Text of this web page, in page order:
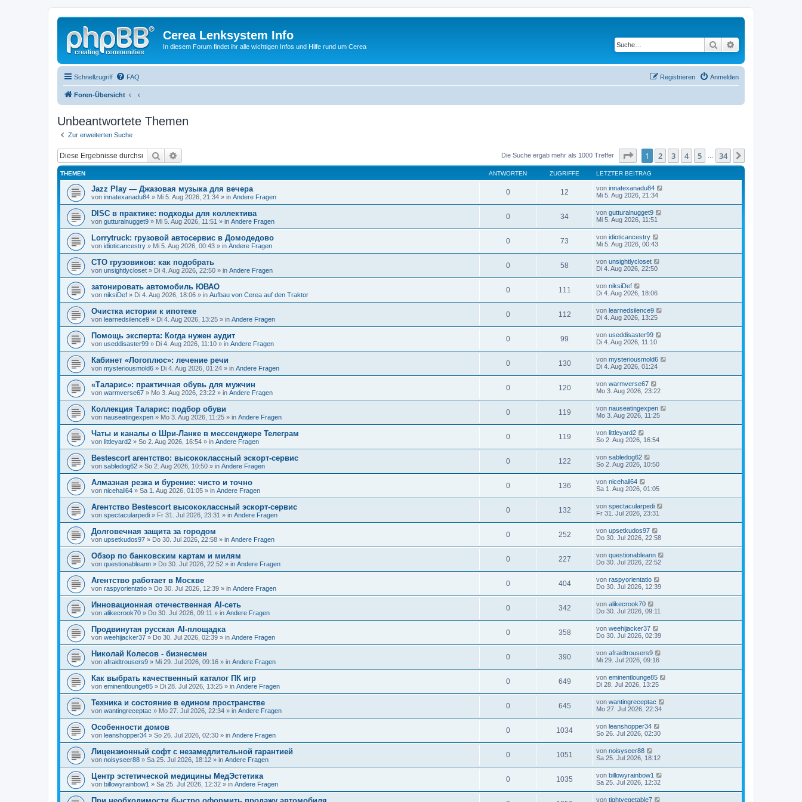
Cerea Lenksystem Info
In diesem Forum findet ihr alle wichtigen Infos und Hilfe rund um Cerea Suche
Schnellzugriff FAQ Anmelden
Registrieren
Foren-Übersicht
Unbeantwortete Themen
Zur erweiterten Suche
Suche Die Suche ergab mehr als 1000 Treffer Seite von34
1 2 3 4 5 34
THEMEN ANTWORTEN ZUGRIFFE LETZTER BEITRAG
Jazz Play — Джазовая музыка для вечера
von innatexanadu84 » Mi 5. Aug 2026, 21:34 » in Andere Fragen
0 12 von innatexanadu84
Mi 5. Aug 2026, 21:34
DISC в практике: подходы для коллектива
von gutturalnugget9 » Mi 5. Aug 2026, 11:51 » in Andere Fragen
0 34 von gutturalnugget9
Mi 5. Aug 2026, 11:51
Lorrytruck: грузовой автосервис в Домодедово
von idioticancestry » Mi 5. Aug 2026, 00:43 » in Andere Fragen
0 73 von idioticancestry
Mi 5. Aug 2026, 00:43
СТО грузовиков: как подобрать
von unsightlycloset » Di 4. Aug 2026, 22:50 » in Andere Fragen
0 58 von unsightlycloset
Di 4. Aug 2026, 22:50
затонировать автомобиль ЮВАО
von niksiDef » Di 4. Aug 2026, 18:06 » in Aufbau von Cerea auf den Traktor
0 111 von niksiDef
Di 4. Aug 2026, 18:06
Очистка истории к ипотеке
von learnedsilence9 » Di 4. Aug 2026, 13:25 » in Andere Fragen
0 112 von learnedsilence9
Di 4. Aug 2026, 13:25
Помощь эксперта: Когда нужен аудит
von useddisaster99 » Di 4. Aug 2026, 11:10 » in Andere Fragen
0 99 von useddisaster99
Di 4. Aug 2026, 11:10
Кабинет «Логоплюс»: лечение речи
von mysteriousmold6 » Di 4. Aug 2026, 01:24 » in Andere Fragen
0 130 von mysteriousmold6
Di 4. Aug 2026, 01:24
«Таларис»: практичная обувь для мужчин
von warmverse67 » Mo 3. Aug 2026, 23:22 » in Andere Fragen
0 120 von warmverse67
Mo 3. Aug 2026, 23:22
Коллекция Таларис: подбор обуви
von nauseatingexpen » Mo 3. Aug 2026, 11:25 » in Andere Fragen
0 119 von nauseatingexpen
Mo 3. Aug 2026, 11:25
Чаты и каналы о Шри-Ланке в мессенджере Телеграм
von littleyard2 » So 2. Aug 2026, 16:54 » in Andere Fragen
0 119 von littleyard2
So 2. Aug 2026, 16:54
Bestescort агентство: высококлассный эскорт-сервис
von sabledog62 » So 2. Aug 2026, 10:50 » in Andere Fragen
0 122 von sabledog62
So 2. Aug 2026, 10:50
Алмазная резка и бурение: чисто и точно
von nicehail64 » Sa 1. Aug 2026, 01:05 » in Andere Fragen
0 136 von nicehail64
Sa 1. Aug 2026, 01:05
Агентство Bestescort высококлассный эскорт-сервис
von spectacularpedi » Fr 31. Jul 2026, 23:31 » in Andere Fragen
0 132 von spectacularpedi
Fr 31. Jul 2026, 23:31
Долговечная защита за городом
von upsetkudos97 » Do 30. Jul 2026, 22:58 » in Andere Fragen
0 252 von upsetkudos97
Do 30. Jul 2026, 22:58
Обзор по банковским картам и милям
von questionableann » Do 30. Jul 2026, 22:52 » in Andere Fragen
0 227 von questionableann
Do 30. Jul 2026, 22:52
Агентство работает в Москве
von raspyorientatio » Do 30. Jul 2026, 12:39 » in Andere Fragen
0 404 von raspyorientatio
Do 30. Jul 2026, 12:39
Инновационная отечественная AI-сеть
von alikecrook70 » Do 30. Jul 2026, 09:11 » in Andere Fragen
0 342 von alikecrook70
Do 30. Jul 2026, 09:11
Продвинутая русская AI-площадка
von weehijacker37 » Do 30. Jul 2026, 02:39 » in Andere Fragen
0 358 von weehijacker37
Do 30. Jul 2026, 02:39
Николай Колесов - бизнесмен
von afraidtrousers9 » Mi 29. Jul 2026, 09:16 » in Andere Fragen
0 390 von afraidtrousers9
Mi 29. Jul 2026, 09:16
Как выбрать качественный каталог ПК игр
von eminentlounge85 » Di 28. Jul 2026, 13:25 » in Andere Fragen
0 649 von eminentlounge85
Di 28. Jul 2026, 13:25
Техника и состояние в едином пространстве
von wantingreceptac » Mo 27. Jul 2026, 22:34 » in Andere Fragen
0 645 von wantingreceptac
Mo 27. Jul 2026, 22:34
Особенности домов
von leanshopper34 » So 26. Jul 2026, 02:30 » in Andere Fragen
0 1034 von leanshopper34
So 26. Jul 2026, 02:30
Лицензионный софт с незамедлительной гарантией
von noisyseer88 » Sa 25. Jul 2026, 18:12 » in Andere Fragen
0 1051 von noisyseer88
Sa 25. Jul 2026, 18:12
Центр эстетической медицины МедЭстетика
von billowyrainbow1 » Sa 25. Jul 2026, 12:32 » in Andere Fragen
0 1035 von billowyrainbow1
Sa 25. Jul 2026, 12:32
von tightvegetable7